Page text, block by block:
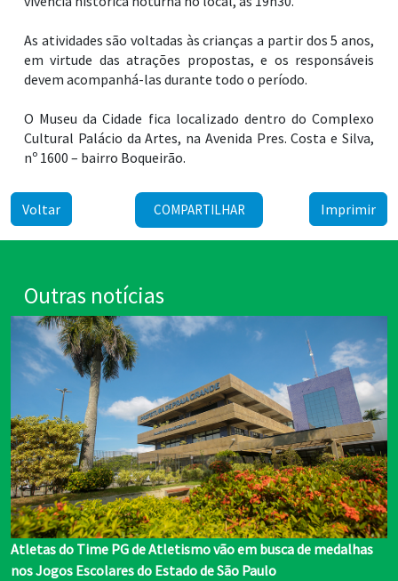
As atividades são voltadas às crianças a partir dos 5 anos,
em virtude das atrações propostas, e os responsáveis
devem acompanhá-las durante todo o período.
O Museu da Cidade fica localizado dentro do Complexo
Cultural Palácio da Artes, na Avenida Pres. Costa e Silva,
nº 1600 – bairro Boqueirão.
Voltar COMPARTILHAR Imprimir
Outras notícias
Atletas do Time PG de Atletismo vão em busca de medalhas
nos Jogos Escolares do Estado de São Paulo